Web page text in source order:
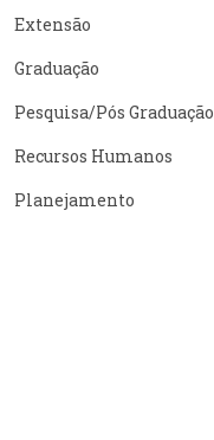
Extensão
Graduação
Pesquisa/Pós Graduação
Recursos Humanos
Planejamento